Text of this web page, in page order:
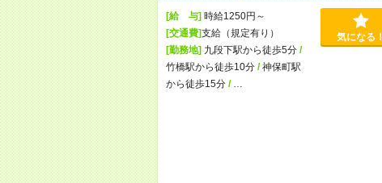
[給 与]時給1250円～
[交通費]支給（規定有り）
[勤務地]九段下駅から徒歩5分/
竹橋駅から徒歩10分/神保町駅
から徒歩15分/
気になる！